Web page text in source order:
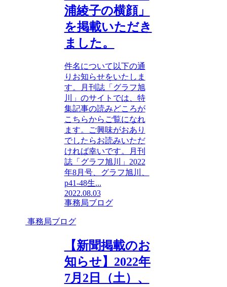
浦綾子の横顔」
を掲載いただき
ました。
件名について以下の通
りお知らせをいたしま
す。月刊誌「グラフ旭
川」のサイトでは、特
集記事の読みどころが
こちらからご覧になれ
ます。ご興味がおあり
でしたらお読みいただ
ければ幸いです。月刊
誌「グラフ旭川」2022
年8月号、グラフ旭川、
p41-48生...
2022.08.03
事務局ブログ
事務局ブログ
【新聞掲載のお
知らせ】2022年
7月2日（土）、